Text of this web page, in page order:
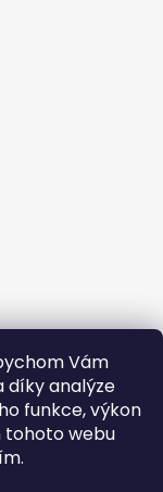
Vám
díky analýze
funkce, výkon
tohoto webu